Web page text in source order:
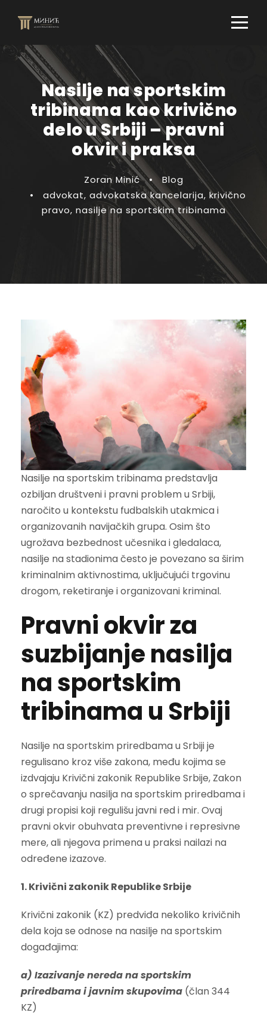
Nasilje na sportskim
tribinama kao krivično
delo u Srbiji – pravni
okvir i praksa
Zoran Minić •
Blog
•
advokat, advokatska kancelarija, krivično
pravo, nasilje na sportskim tribinama
Nasilje na sportskim tribinama predstavlja
ozbiljan društveni i pravni problem u Srbiji,
naročito u kontekstu fudbalskih utakmica i
organizovanih navijačkih grupa. Osim što
ugrožava bezbednost učesnika i gledalaca,
nasilje na stadionima često je povezano sa širim
kriminalnim aktivnostima, uključujući trgovinu
drogom, reketiranje i organizovani kriminal.
Pravni okvir za
suzbijanje nasilja
na sportskim
tribinama u Srbiji
Nasilje na sportskim priredbama u Srbiji je
regulisano kroz više zakona, među kojima se
izdvajaju Krivični zakonik Republike Srbije, Zakon
o sprečavanju nasilja na sportskim priredbama i
drugi propisi koji regulišu javni red i mir. Ovaj
pravni okvir obuhvata preventivne i represivne
mere, ali njegova primena u praksi nailazi na
određene izazove.
1. Krivični zakonik Republike Srbije
Krivični zakonik (KZ) predviđa nekoliko krivičnih
dela koja se odnose na nasilje na sportskim
događajima:
a) Izazivanje nereda na sportskim
priredbama i javnim skupovima (član 344
KZ)